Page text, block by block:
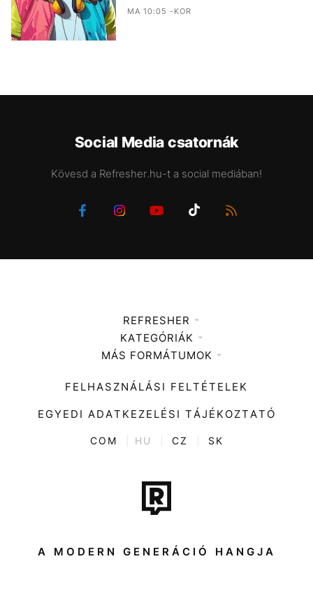
MA 10:05 -KOR
Social Media csatornák
Kövesd a Refresher.hu-t a social mediában!
REFRESHER
Médiaajánlat
KATEGÓRIÁK
Zene
Divat
Kultúra
ENTR
Tech-Tudomány
Sport
Társadalom
MÁS FORMÁTUMOK
FELHASZNÁLÁSI FELTÉTELEK
EGYEDI ADATKEZELÉSI TÁJÉKOZTATÓ
COM HU CZ SK
A MODERN GENERÁCIÓ HANGJA